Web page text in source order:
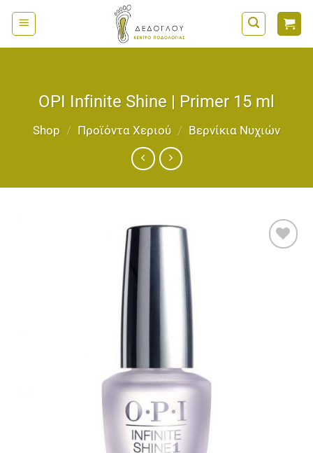
Μετάβαση
στο
περιεχόμενο
OPI Infinite Shine | Primer 15 ml
Shop / Προϊόντα Χεριού / Bερνίκια Νυχιών